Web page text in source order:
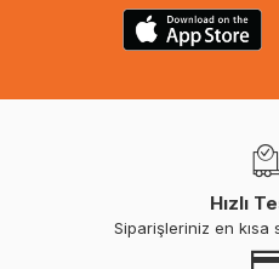
Hızlı
Siparişleriniz en kısa